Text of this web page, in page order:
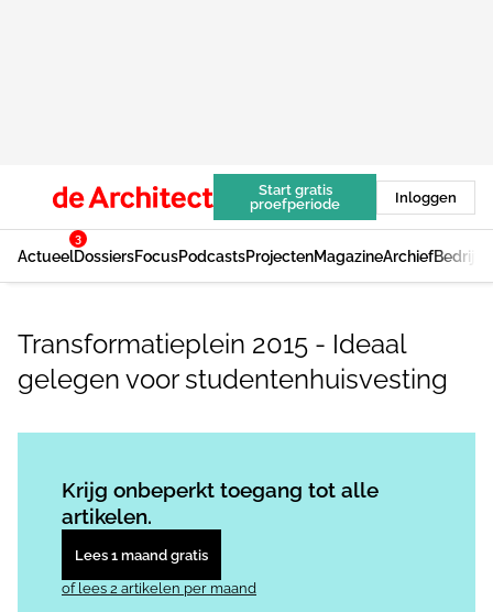
Start gratis
proefperiode
Inloggen
Actueel
3
DossiersFocusPodcastsProjectenMagazineArchief
Transformatieplein 2015 - Ideaal
gelegen voor studentenhuisvesting
Krijg onbeperkt toegang tot alle
artikelen.
Lees 1 maand gratis
of lees 2 artikelen per maand